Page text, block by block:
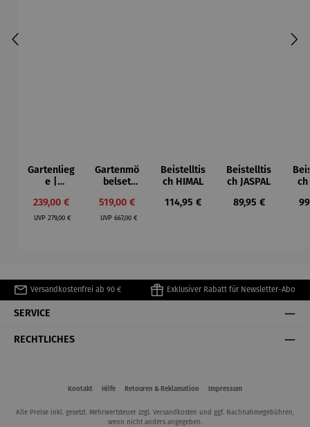
Gartenlieg
e |
Adirondra
ck
Verkaufspreis:
239,00 €
UVPRegulärer Preis:
279,00 €
Gartenmö
belset
& Tisch
Burton
Verkaufspreis:
519,00 €
UVP Regulärer Preis:
667,00 €
Beistelltis
ch HIMAL
Regulärer Preis:
114,95 €
Beistelltis
ch JASPAL
Regulärer Preis:
89,95 €
ch
Versandkostenfrei ab 90 € Exklusiver Rabatt für Newsletter-Abo
SERVICE
RECHTLICHES
Kontakt Hilfe Retouren & Reklamation Impressum
Alle Preise inkl. gesetzl. Mehrwertsteuer zzgl. Versandkosten und ggf. Nachnahmegebühren,
wenn nicht anders angegeben.